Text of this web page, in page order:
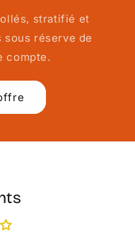
stratifié et
réserve de
compte.